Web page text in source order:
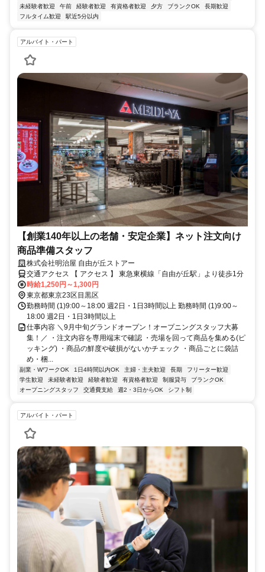
未経験者歓迎
午前 経験者歓迎 有資格者歓迎 夕方 ブランクOK
長期歓迎
フルタイム歓迎
駅近5分以内
アルバイト・パート
【創業140年以上の老舗・安定企業】ネット注文向け
商品準備スタッフ
株式会社明治屋 自由が丘ストアー
交通アクセス 【 アクセス 】 東急東横線「自由が丘駅」より徒歩1分
時給1,250円～1,300円
東京都東京23区目黒区
勤務時間 (1)9:00～18:00 週2日・1日3時間以上 勤務時間 (1)9:00～
18:00 週2日・1日3時間以上
仕事内容 ＼9月中旬グランドオープン！オープニングスタッフ大募
集！／ ・注文内容を専用端末で確認 ・売場を回って商品を集める(ピ
ッキング) ・商品の鮮度や破損がないかチェック ・商品ごとに袋詰
め・梱...
副業・WワークOK 1日4時間以内OK 主婦・主夫歓迎 長期
フリーター歓迎
学生歓迎
未経験者歓迎 経験者歓迎 有資格者歓迎 制服貸与
ブランクOK
オープニングスタッフ
交通費支給 週2・3日からOK シフト制
アルバイト・パート